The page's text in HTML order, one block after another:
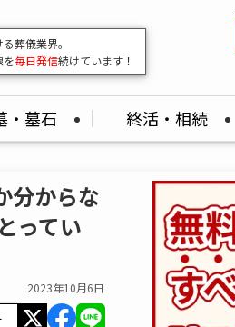
葬儀業界。
を毎日発信続けています！
・墓石 終活・相続
分からな
ってい
2023年10月6日